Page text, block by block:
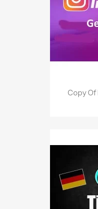
Copy Of